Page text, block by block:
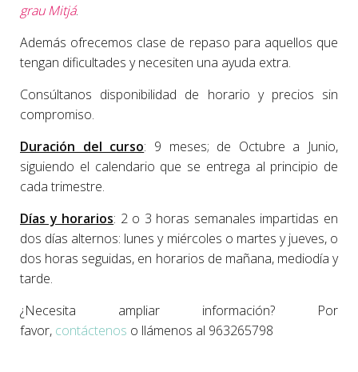
grau Mitjá.
Además ofrecemos clase de repaso para aquellos que
tengan dificultades y necesiten una ayuda extra.
Consúltanos disponibilidad de horario y precios sin
compromiso.
Duración del curso: 9 meses; de Octubre a Junio,
siguiendo el calendario que se entrega al principio de
cada trimestre.
Días y horarios: 2 o 3 horas semanales impartidas en
dos días alternos: lunes y miércoles o martes y jueves, o
dos horas seguidas, en horarios de mañana, mediodía y
tarde.
¿Necesita ampliar información? Por
favor, contáctenos o llámenos al 963265798